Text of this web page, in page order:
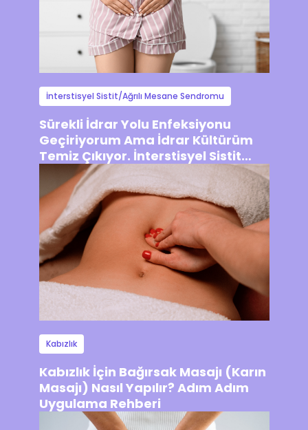
İnterstisyel Sistit/Ağrılı Mesane Sendromu
Sürekli İdrar Yolu Enfeksiyonu
Geçiriyorum Ama İdrar Kültürüm
Temiz Çıkıyor. İnterstisyel Sistit
Olabilir mi?
Kabızlık
Kabızlık İçin Bağırsak Masajı (Karın
Masajı) Nasıl Yapılır? Adım Adım
Uygulama Rehberi